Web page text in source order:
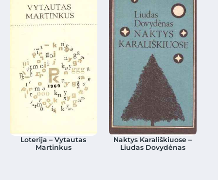
Loterija – Vytautas
Martinkus
Naktys Karališkiuose –
Liudas Dovydėnas